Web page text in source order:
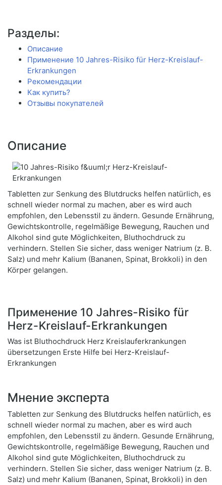
Разделы:
Описание
Применение 10 Jahres-Risiko für Herz-Kreislauf-
Erkrankungen
Рекомендации
Как купить?
Отзывы покупателей
Описание
Tabletten zur Senkung des Blutdrucks helfen natürlich, es
schnell wieder normal zu machen, aber es wird auch
empfohlen, den Lebensstil zu ändern. Gesunde Ernährung,
Gewichtskontrolle, regelmäßige Bewegung, Rauchen und
Alkohol sind gute Möglichkeiten, Bluthochdruck zu
verhindern. Stellen Sie sicher, dass weniger Natrium (z. B.
Salz) und mehr Kalium (Bananen, Spinat, Brokkoli) in den
Körper gelangen.
Применение 10 Jahres-Risiko für
Herz-Kreislauf-Erkrankungen
Was ist Bluthochdruck Herz Kreislauferkrankungen
übersetzungen Erste Hilfe bei Herz-Kreislauf-
Erkrankungen
Мнение эксперта
Tabletten zur Senkung des Blutdrucks helfen natürlich, es
schnell wieder normal zu machen, aber es wird auch
empfohlen, den Lebensstil zu ändern. Gesunde Ernährung,
Gewichtskontrolle, regelmäßige Bewegung, Rauchen und
Alkohol sind gute Möglichkeiten, Bluthochdruck zu
verhindern. Stellen Sie sicher, dass weniger Natrium (z. B.
Salz) und mehr Kalium (Bananen, Spinat, Brokkoli) in den